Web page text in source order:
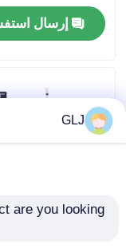
ضبط الجودة
أخبار
إرسال
GLJ
are you looking